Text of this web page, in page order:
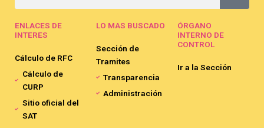
ENLACES DE
INTERES
Cálculo de RFC
Cálculo de
CURP
Sitio oficial del
SAT
LO MAS BUSCADO
Sección de
Tramites
Transparencia
Administración
ÓRGANO
INTERNO DE
CONTROL
Ir a la Sección